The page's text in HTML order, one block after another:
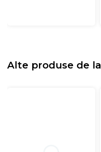
Alte produse de la